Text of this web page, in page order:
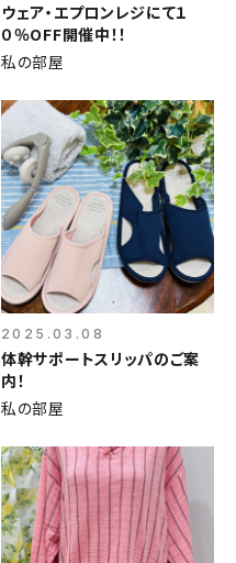
ウェア・エプロンレジにて１
０％OFF開催中！！
私の部屋
2025.03.08
体幹サポートスリッパのご案
内！
私の部屋